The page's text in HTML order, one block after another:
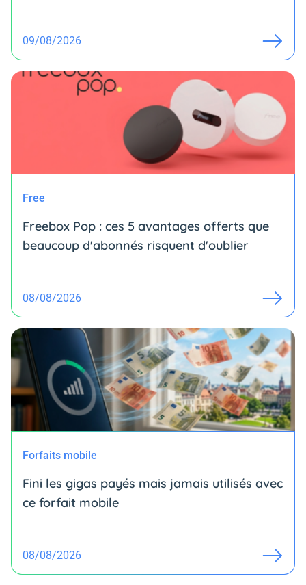
09/08/2026
Free
Freebox Pop : ces 5 avantages offerts que
beaucoup d'abonnés risquent d'oublier
08/08/2026
Forfaits mobile
Fini les gigas payés mais jamais utilisés avec
ce forfait mobile
08/08/2026